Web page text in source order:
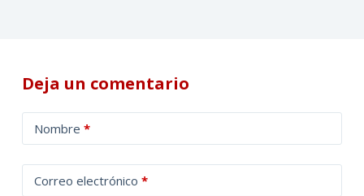
Deja un comentario
Nombre *
Correo electrónico *
l
t